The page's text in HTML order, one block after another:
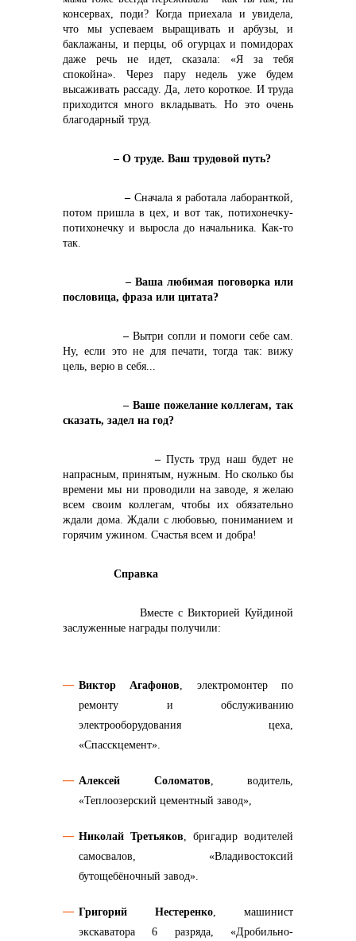
консервах, поди? Когда приехала и увидела,
что мы успеваем выращивать и арбузы, и
баклажаны, и перцы, об огурцах и помидорах
даже речь не идет, сказала: «Я за тебя
спокойна». Через пару недель уже будем
высаживать рассаду. Да, лето короткое. И труда
приходится много вкладывать. Но это очень
благодарный труд.
– О труде. Ваш трудовой путь?
–Сначала я работала лаборанткой,
потом пришла в цех, и вот так, потихонечку-
потихонечку и выросла до начальника. Как-то
так.
– Ваша любимая поговорка или
пословица, фраза или цитата?
–Вытри сопли и помоги себе сам.
Ну, если это не для печати, тогда так: вижу
цель, верю в себя...
– Ваше пожелание коллегам, так
сказать, задел на год?
–Пусть труд наш будет не
напрасным, принятым, нужным. Но сколько бы
времени мы ни проводили на заводе, я желаю
всем своим коллегам, чтобы их обязательно
ждали дома. Ждали с любовью, пониманием и
горячим ужином. Счастья всем и добра!
Справка
Вместе с Викторией Куйдиной
заслуженные награды получили:
Виктор Агафонов, электромонтер по
ремонту и обслуживанию
электрооборудования цеха,
«Спасскцемент».
Алексей Соломатов, водитель,
«Теплоозерский цементный завод»,
Николай Третьяков, бригадир водителей
самосвалов, «Владивостоксий
бутощебёночный завод».
Григорий Нестеренко, машинист
экскаватора 6 разряда, «Дробильно-